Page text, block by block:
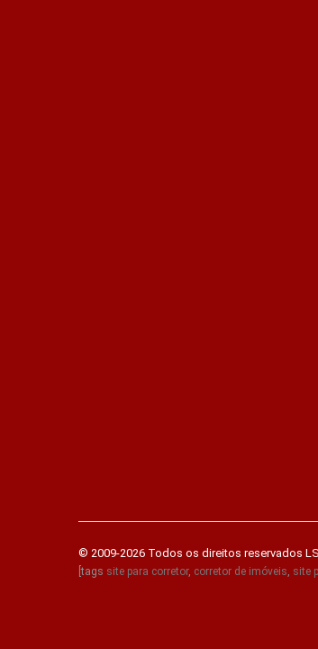
© 2009-2026 Todos os direitos reservados
[tags site para corretor, corretor de imóveis site